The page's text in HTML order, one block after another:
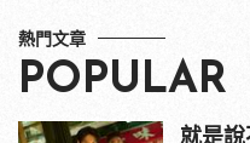
熱門文章
POPULAR
就是